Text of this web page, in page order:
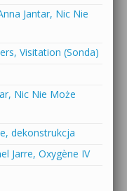
Jantar, Nic Nie
Visitation (Sonda)
Nic Nie Może
dekonstrukcja
Jarre, Oxygène IV